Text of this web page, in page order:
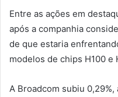
Entre as ações em
após a companhia
de que estaria
modelos de chips H100 e
A Broadcom subiu